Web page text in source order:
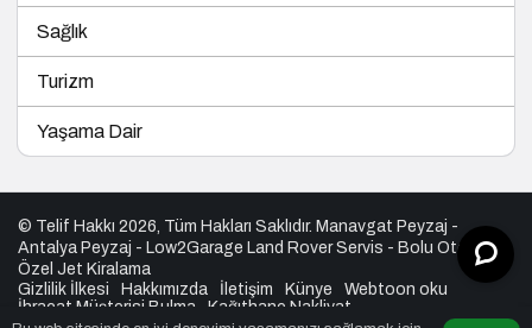
Sağlık
Turizm
Yaşama Dair
© Telif Hakkı 2026, Tüm Hakları Saklıdır. Manavgat Peyzaj -
Antalya Peyzaj - Low2Garage Land Rover Servis - Bolu Otel
-
Özel Jet Kiralama
Gizlilik İlkesi
Hakkımızda İletişim Künye
Webtoon oku
İhracat Müşterisi Bulma
Kağıthane Nakliyat